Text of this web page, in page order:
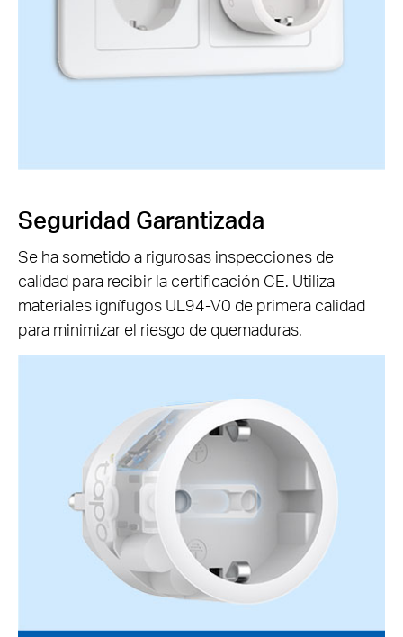
Seguridad Garantizada
Se ha sometido a rigurosas inspecciones de
calidad para recibir la certificación CE. Utiliza
materiales ignífugos UL94-V0 de primera calidad
para minimizar el riesgo de quemaduras.